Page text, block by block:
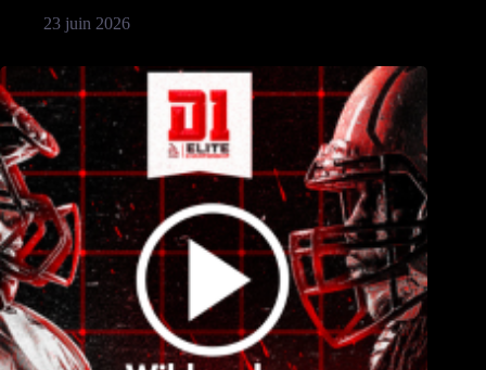
23 juin 2026